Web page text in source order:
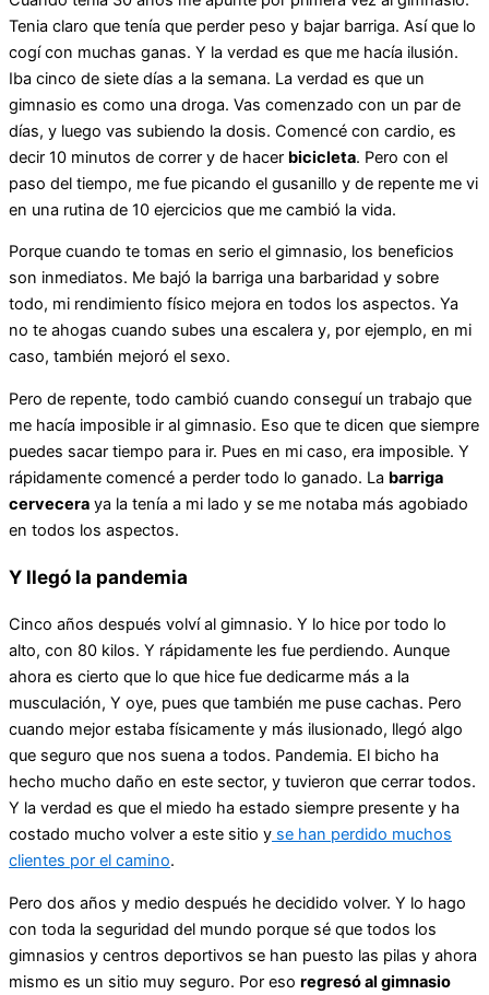
Tenia claro que tenía que perder peso y bajar barriga. Así que lo
cogí con muchas ganas. Y la verdad es que me hacía ilusión.
Iba cinco de siete días a la semana. La verdad es que un
gimnasio es como una droga. Vas comenzado con un par de
días, y luego vas subiendo la dosis. Comencé con cardio, es
decir 10 minutos de correr y de hacer bicicleta. Pero con el
paso del tiempo, me fue picando el gusanillo y de repente me vi
en una rutina de 10 ejercicios que me cambió la vida.
Porque cuando te tomas en serio el gimnasio, los beneficios
son inmediatos. Me bajó la barriga una barbaridad y sobre
todo, mi rendimiento físico mejora en todos los aspectos. Ya
no te ahogas cuando subes una escalera y, por ejemplo, en mi
caso, también mejoró el sexo.
Pero de repente, todo cambió cuando conseguí un trabajo que
me hacía imposible ir al gimnasio. Eso que te dicen que siempre
puedes sacar tiempo para ir. Pues en mi caso, era imposible. Y
rápidamente comencé a perder todo lo ganado. La barriga
cervecera ya la tenía a mi lado y se me notaba más agobiado
en todos los aspectos.
Y llegó la pandemia
Cinco años después volví al gimnasio. Y lo hice por todo lo
alto, con 80 kilos. Y rápidamente les fue perdiendo. Aunque
ahora es cierto que lo que hice fue dedicarme más a la
musculación, Y oye, pues que también me puse cachas. Pero
cuando mejor estaba físicamente y más ilusionado, llegó algo
que seguro que nos suena a todos. Pandemia. El bicho ha
hecho mucho daño en este sector, y tuvieron que cerrar todos.
Y la verdad es que el miedo ha estado siempre presente y ha
costado mucho volver a este sitio y se han perdido muchos
clientes por el camino.
Pero dos años y medio después he decidido volver. Y lo hago
con toda la seguridad del mundo porque sé que todos los
gimnasios y centros deportivos se han puesto las pilas y ahora
mismo es un sitio muy seguro. Por eso regresó al gimnasio